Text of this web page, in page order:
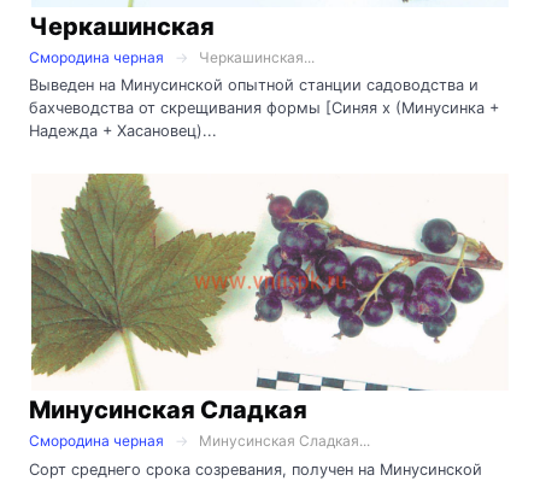
Черкашинская
Смородина черная
Черкашинская...
Выведен на Минусинской опытной станции садоводства и
бахчеводства от скрещивания формы [Синяя х (Минусинка +
Надежда + Хасановец)...
Минусинская Сладкая
Смородина черная
Минусинская Сладкая...
Сорт среднего срока созревания, получен на Минусинской